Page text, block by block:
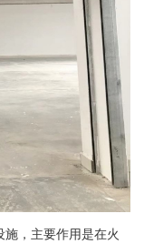
，主要作用是在火